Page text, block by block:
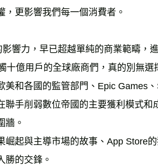
更影響我們每一個消費者。
響力，早已超越單純的商業範疇，
十億用戶的全球廠商們，真的別無選
和各國的監管部門、Epic Games
手削弱數位帝國的主要獲利模式和
牆。
起與主導市場的故事、App Store
勝的交鋒。